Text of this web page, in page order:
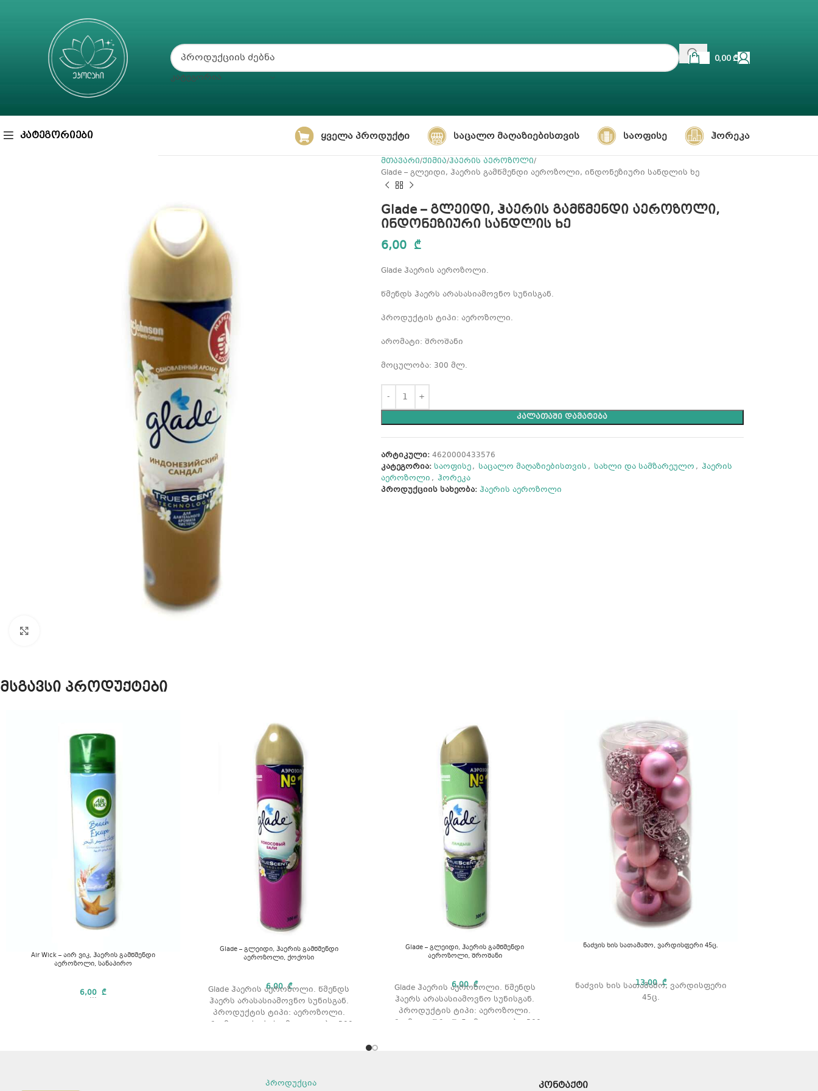
ᲙᲐᲢᲔᲒᲝᲠᲘᲐ
0,00₾
ᲙᲐᲢᲔᲒᲝᲠᲘᲔᲑᲘ ᲧᲕᲔᲚᲐ ᲞᲠᲝᲓᲣᲥᲢᲘ ᲡᲐᲪᲐᲚᲝ ᲛᲐᲦᲐᲖᲘᲔᲑᲘᲡᲗᲕᲘᲡ ᲡᲐᲝᲤᲘᲡᲔ ᲰᲝᲠᲔᲙᲐ
მთავარი ქიმია ჰაერის აეროზოლი
Glade – გლეიდი, ჰაერის გამწმენდი აეროზოლი, ინდონეზიური სანდლის ხე
Glade – გლეიდი, ჰაერის გამწმენდი აეროზოლი,
ინდონეზიური სანდლის ხე
6,00 ₾
Glade ჰაერის აეროზოლი.
წმენდს ჰაერს არასასიამოვნო სუნისგან.
პროდუქტის ტიპი: აეროზოლი.
არომატი: შროშანი
მოცულობა: 300 მლ.
ᲙᲐᲚᲐᲗᲐᲨᲘ ᲓᲐᲛᲐᲢᲔᲑᲐ
არტიკული: 4620000433576
კატეგორია: საოფისე, საცალო მაღაზიებისთვის , სახლი და სამზარეულო , ჰაერის
აეროზოლი , ჰორეკა
პროდუქციის სახეობა: ჰაერის აეროზოლი
მსგავსი პროდუქტები
Air Wick – აირ ვიკ, ჰაერის გამწმენდი
აეროზოლი, სანაპირო
6,00₾
...
Glade – გლეიდი, ჰაერის გამწმენდი
აეროზოლი, ქოქოსი
6,00₾
Glade ჰაერის აეროზოლი. წმენდს
ჰაერს არასასიამოვნო სუნისგან.
პროდუქტის ტიპი: აეროზოლი.
არომატი: ქოქოსი მოცულობა: 300
Glade – გლეიდი, ჰაერის გამწმენდი
აეროზოლი, შროშანი
6,00₾
Glade ჰაერის აეროზოლი. წმენდს
ჰაერს არასასიამოვნო სუნისგან.
პროდუქტის ტიპი: აეროზოლი.
არომატი: შროშანი მოცულობა: 300
ნაძვის ხის სათამაშო, ვარდისფერი 45ც.
13,00₾
ნაძვის ხის სათამაშო, ვარდისფერი
45ც.
პროდუქცია
კონტაქტი